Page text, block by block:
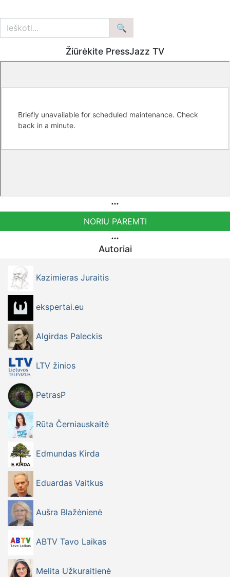
VšĮ „Ekspertai.eu“ per PayPal paspaudę šią nuorodą –
https://www.paypal.com/paypalme/Ekspertaieu?
Žiūrėkite PressJazz TV
NORIU PAREMTI
Autoriai
Kazimieras Juraitis
ekspertai.eu
Algirdas Paleckis
LTV žinios
PetrasP
Rūta Černiauskaitė
Edmundas Kirda
Eduardas Vaitkus
Aušra Blažėnienė
ABTV Tavo Laikas
Melita Užkuraitienė